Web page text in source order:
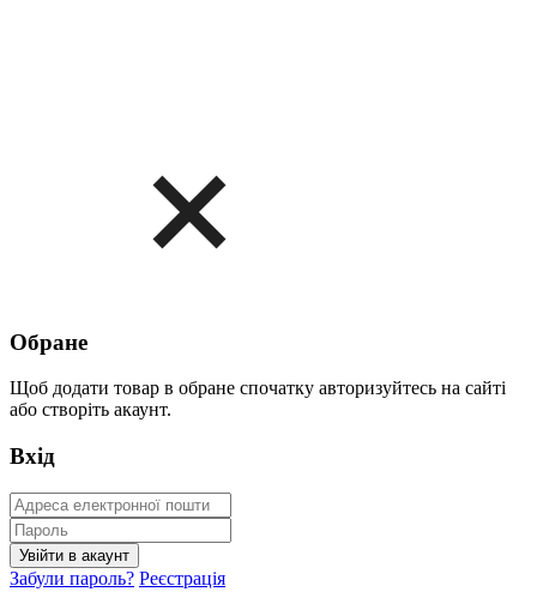
Обране
Щоб додати товар в обране спочатку авторизуйтесь на сайті
або створіть акаунт.
Вхід
Забули пароль? Реєстрація